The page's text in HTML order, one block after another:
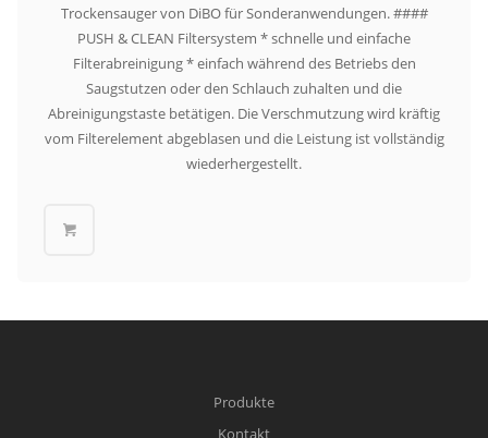
Trockensauger von DiBO für Sonderanwendungen. ####
PUSH & CLEAN Filtersystem * schnelle und einfache
Filterabreinigung * einfach während des Betriebs den
Saugstutzen oder den Schlauch zuhalten und die
Abreinigungstaste betätigen. Die Verschmutzung wird kräftig
vom Filterelement abgeblasen und die Leistung ist vollständig
wiederhergestellt.
Produkte
Kontakt